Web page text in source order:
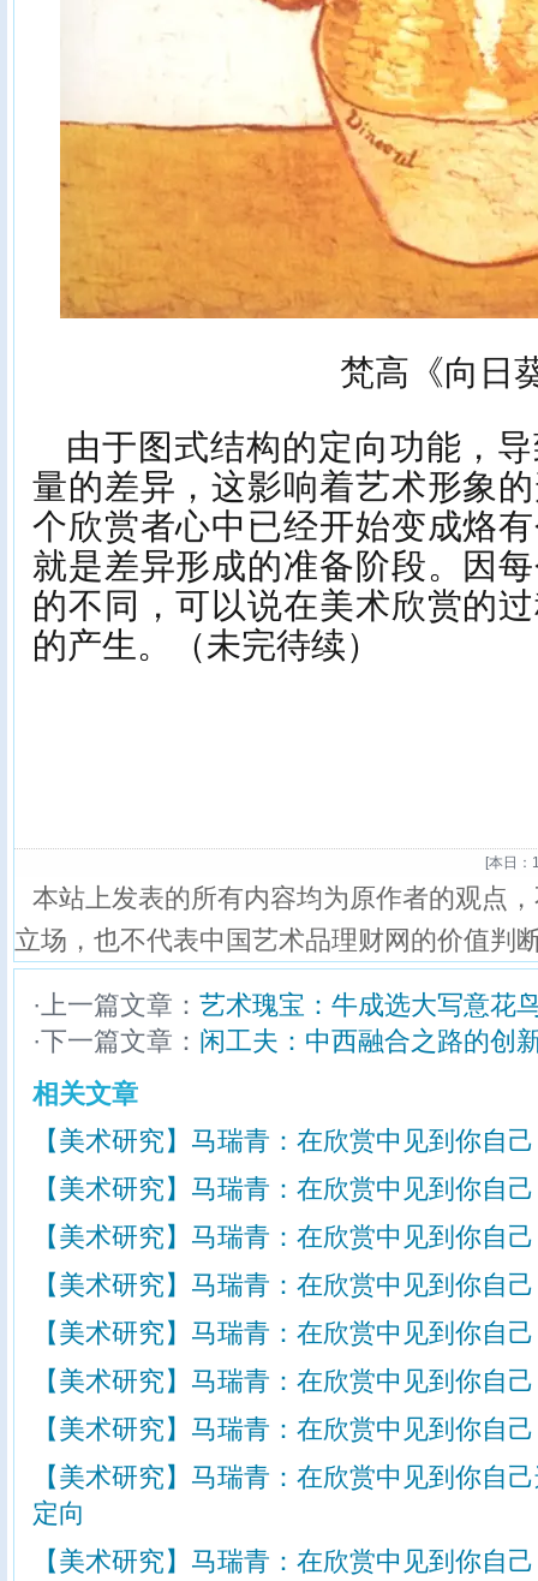
梵高《向日
由于图式结构的定向功能，
量的差异，这影响着艺术形象
个欣赏者心中已经开始变成烙
就是差异形成的准备阶段。因
的不同，可以说在美术欣赏的
的产生。（未完待续）
[本日：
本站上发表的所有内容均为原作者的观点
立场，也不代表中国艺术品理财网的价值判
·上一篇文章： 艺术瑰宝：牛成选大写意花
·下一篇文章： 闲工夫：中西融合之路的创
相关文章
【美术研究】马瑞青：在欣赏中见到你自
【美术研究】马瑞青：在欣赏中见到你自
【美术研究】马瑞青：在欣赏中见到你自
【美术研究】马瑞青：在欣赏中见到你自
【美术研究】马瑞青：在欣赏中见到你自
【美术研究】马瑞青：在欣赏中见到你自
【美术研究】马瑞青：在欣赏中见到你自
【美术研究】马瑞青：在欣赏中见到你自
定向
【美术研究】马瑞青：在欣赏中见到你自